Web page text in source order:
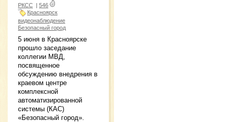
РКСС
546
Красноярск
видеонаблюдение
Безопасный город
5 июня в Красноярске
прошло заседание
коллегии МВД,
посвященное
обсуждению внедрения в
краевом центре
комплексной
автоматизированной
системы (КАС)
«Безопасный город».